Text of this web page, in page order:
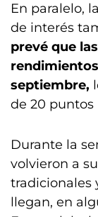
En paralelo,
de interés
prevé que
septiembre,
de 20 puntos
Durante la
volvieron a
tradicionales
llegan, en